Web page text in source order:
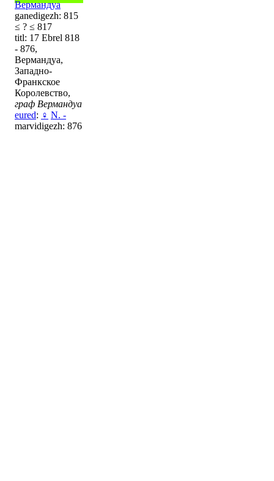
Вермандуа
ganedigezh: 815
≤ ? ≤ 817
titl: 17 Ebrel 818
- 876,
Вермандуа,
Западно-
Франкское
Королевство,
граф Вермандуа
eured: ♀ N. -
marvidigezh: 876